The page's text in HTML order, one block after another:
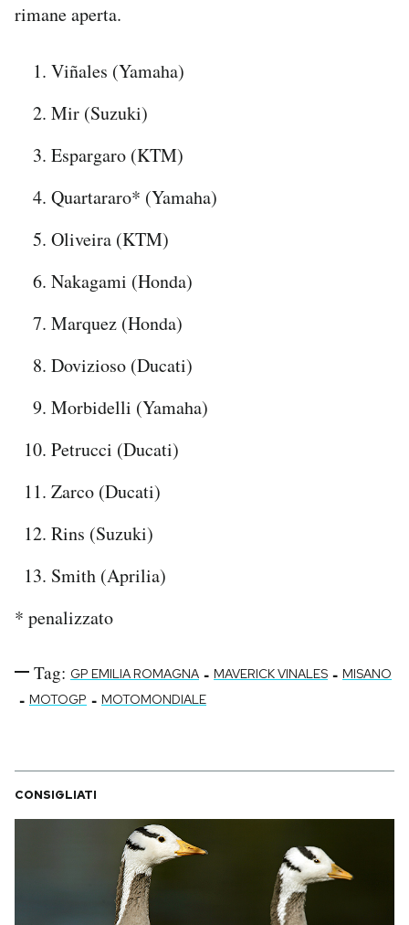
rimane aperta.
Viñales (Yamaha)
Mir (Suzuki)
Espargaro (KTM)
Quartararo* (Yamaha)
Oliveira (KTM)
Nakagami (Honda)
Marquez (Honda)
Dovizioso (Ducati)
Morbidelli (Yamaha)
Petrucci (Ducati)
Zarco (Ducati)
Rins (Suzuki)
Smith (Aprilia)
* penalizzato
Tag: GP EMILIA ROMAGNA - MAVERICK VINALES - MISANO
- MOTOGP - MOTOMONDIALE
CONSIGLIATI